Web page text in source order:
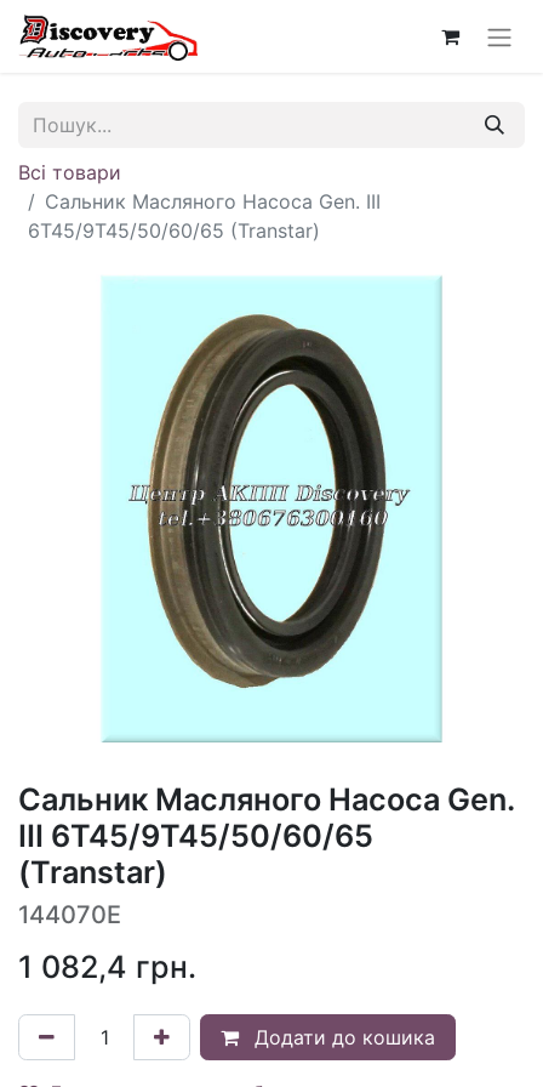
Всі товари
Сальник Масляного Насоса Gen. III
6T45/9T45/50/60/65 (Transtar)
Сальник Масляного Насоса Gen.
III 6T45/9T45/50/60/65
(Transtar)
144070E
1 082,4 грн.
Додати до кошика